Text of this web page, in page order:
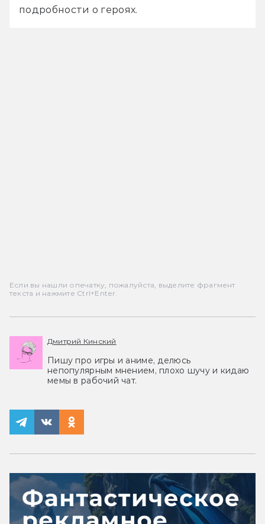
подробности о героях.
Если вы нашли опечатку, пожалуйста, выделите фрагмент
текста и нажмите Ctrl+Enter.
Дмитрий Кинский
Пишу про игры и аниме, делюсь
непопулярным мнением, плохо шучу и кидаю
мемы в рабочий чат.